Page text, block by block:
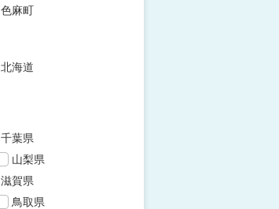
色麻町
北海道
千葉県
山梨県
滋賀県
鳥取県